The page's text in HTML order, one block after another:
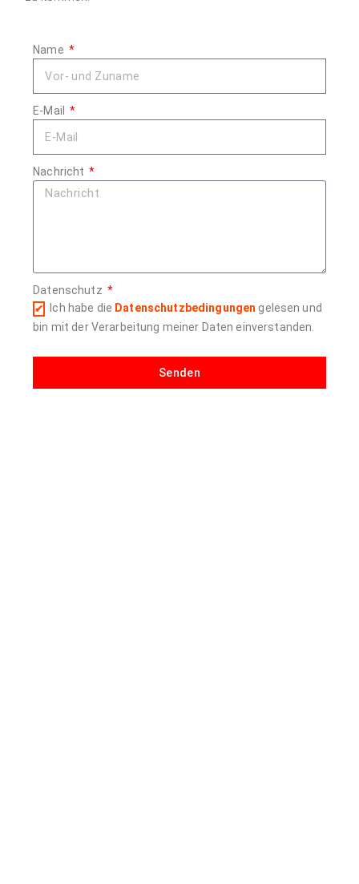
Name
E-Mail
Nachricht
Datenschutz
Ich habe die Datenschutzbedingungen gelesen und
bin mit der Verarbeitung meiner Daten einverstanden.
Senden